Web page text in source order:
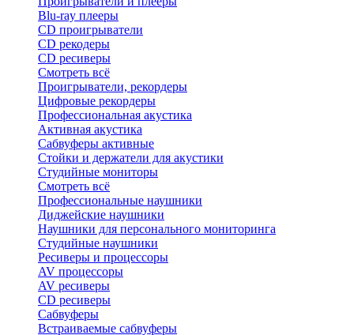
Blu-ray плееры
CD проигрыватели
CD рекодеры
CD ресиверы
Смотреть всё
Проигрыватели, рекордеры
Цифровые рекордеры
Профессиональная акустика
Активная акустика
Сабвуферы активные
Стойки и держатели для акустики
Студийные мониторы
Смотреть всё
Профессиональные наушники
Диджейские наушники
Наушники для персонального мониторинга
Студийные наушники
Ресиверы и процессоры
AV процессоры
AV ресиверы
CD ресиверы
Сабвуферы
Встраиваемые сабвуферы